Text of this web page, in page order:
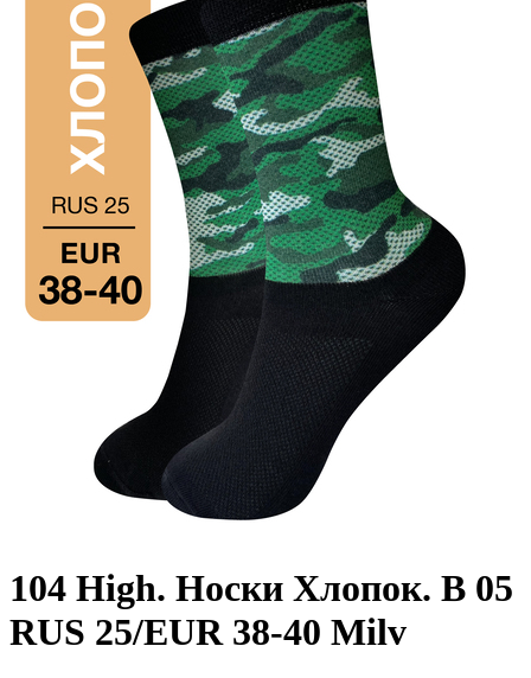
104 High. Носки Хлопок. B 05
RUS 25/EUR 38-40 Milv